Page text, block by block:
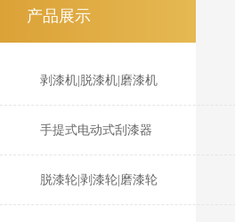
产品展示
剥漆机|脱漆机|磨漆机
手提式电动式刮漆器
脱漆轮|剥漆轮|磨漆轮